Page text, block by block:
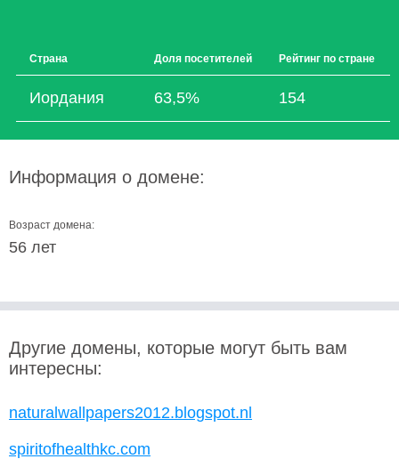
Страна Доля посетителей Рейтинг по стране
Иордания 63,5% 154
Информация о домене:
Возраст домена:
56 лет
Другие домены, которые могут быть вам
интересны:
naturalwallpapers2012.blogspot.nl
spiritofhealthkc.com